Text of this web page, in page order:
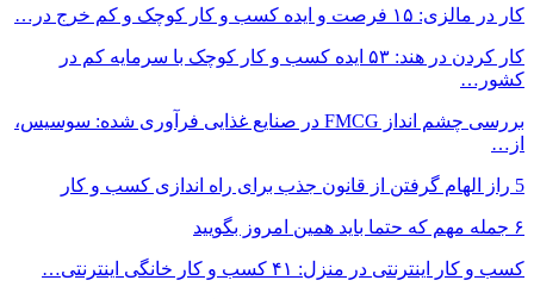
کار در مالزی: ۱۵ فرصت و ایده کسب و کار کوچک و کم خرج در…
کار کردن در هند: ۵۳ ایده کسب و کار کوچک با سرمایه کم در
کشور…
بررسی چشم انداز FMCG در صنایع غذایی فرآوری شده: سوسیس،
از…
5 راز الهام گرفتن از قانون جذب برای راه اندازی کسب و کار
۶ جمله مهم که حتما باید همین امروز بگویید
کسب و کار اینترنتی در منزل: ۴۱ کسب و کار خانگی اینترنتی…